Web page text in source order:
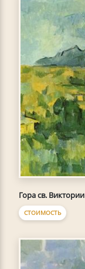
Гора св. Виктории
СТОИМОСТЬ